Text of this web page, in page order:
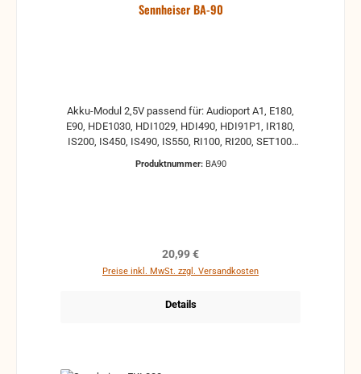
Sennheiser BA-90
Akku-Modul 2,5V passend für: Audioport A1, E180,
E90, HDE1030, HDI1029, HDI490, HDI91P1, IR180,
IS200, IS450, IS490, IS550, RI100, RI200, SET100,
Produktnummer: BA90
Regulärer Preis:
20,99 €
Preise inkl. MwSt. zzgl. Versandkosten
Details